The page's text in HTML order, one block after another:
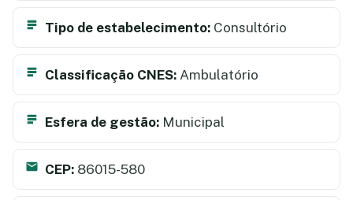
Tipo de estabelecimento: Consultório
Classificação CNES: Ambulatório
Esfera de gestão: Municipal
CEP: 86015-580